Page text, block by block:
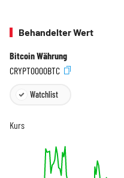
Behandelter Wert
Bitcoin Währung
CRYPT0000BTC
Watchlist
Kurs